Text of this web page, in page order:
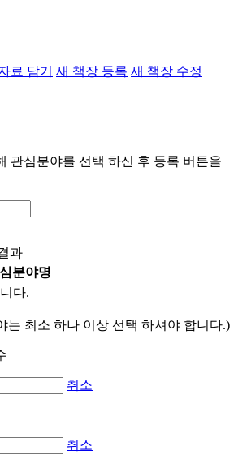
료 담기 새 책장 등록 새 책장 수정
관심분야를 선택 하신 후 등록 버튼을
과
분야명
다.
는 최소 하나 이상 선택 하셔야 합니다.)
취소
취소